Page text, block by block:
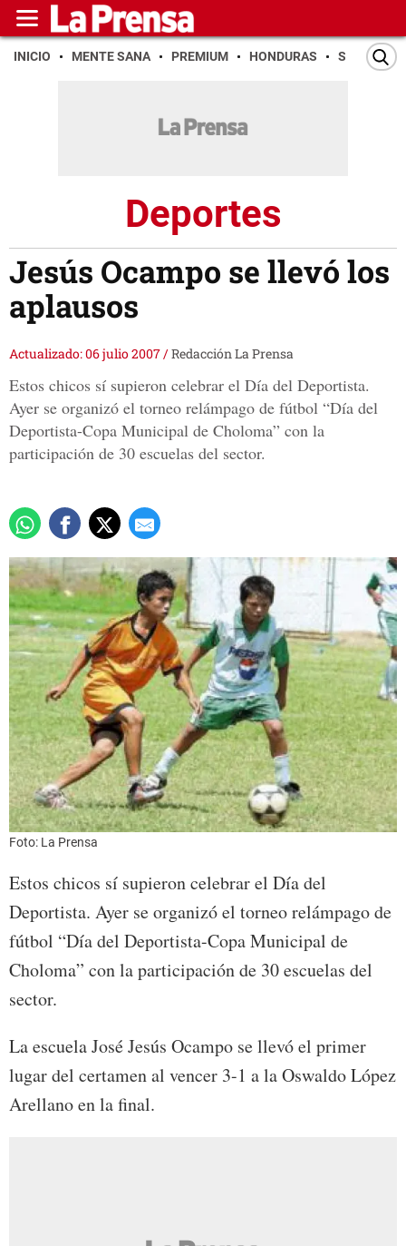
INICIO MENTE SANA PREMIUM HONDURAS SAN PEDRO
Deportes
Jesús Ocampo se llevó los
aplausos
Actualizado: 06 julio 2007/Redacción La Prensa
Estos chicos sí supieron celebrar el Día del Deportista.
Ayer se organizó el torneo relámpago de fútbol “Día del
Deportista-Copa Municipal de Choloma” con la
participación de 30 escuelas del sector.
Foto: La Prensa
Estos chicos sí supieron celebrar el Día del
Deportista. Ayer se organizó el torneo relámpago de
fútbol “Día del Deportista-Copa Municipal de
Choloma” con la participación de 30 escuelas del
sector.
La escuela José Jesús Ocampo se llevó el primer
lugar del certamen al vencer 3-1 a la Oswaldo López
Arellano en la final.